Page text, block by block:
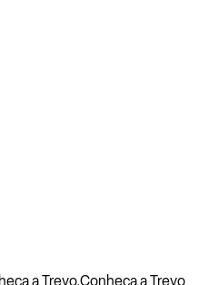
a Trevo.Conheça a Trevo